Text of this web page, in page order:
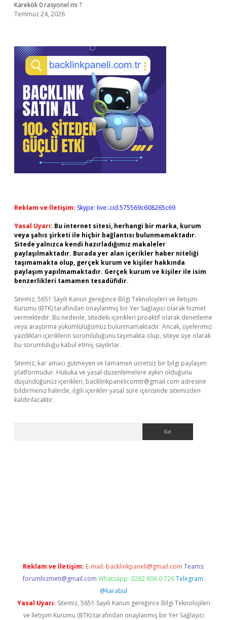
Karekök 0 rasyonel mi ?
Temmuz 24, 2026
Reklam ve İletişim: Skype: live:.cid.575569c608265c69
Yasal Uyarı: Bu internet sitesi, herhangi bir marka, kurum
veya şahıs şirketi ile hiçbir bağlantısı bulunmamaktadır.
Sitede yalnızca kendi hazırladığımız makaleler
paylaşılmaktadır. Burada yer alan içerikler haber niteliği
taşımamakta olup, gerçek kurum ve kişiler hakkında
paylaşım yapılmamaktadır. Gerçek kurum ve kişiler ile isim
benzerlikleri tamamen tesadüfidir.
Sitemiz, 5651 Sayılı Kanun gereğince Bilgi Teknolojileri ve İletişim
Kurumu (BTK) tarafından onaylanmış bir Yer Sağlayıcı olarak hizmet
vermektedir. Bu nedenle, sitedeki içerikleri proaktif olarak denetleme
veya araştırma yükümlülüğümüz bulunmamaktadır. Ancak, üyelerimiz
yazdıkları içeriklerin sorumluluğunu taşımakta olup, siteye üye olarak
bu sorumluluğu kabul etmiş sayılırlar.
Sitemiz, kar amacı gütmeyen ve tamamen ücretsiz bir bilgi paylaşım
platformudur. Hukuka ve yasal düzenlemelere aykırı olduğunu
düşündüğünüz içerikleri, backlinkpanelicomtr@gmail.com adresine
bildirmeniz halinde, ilgili içerikler yasal süre içerisinde sitemizden
kaldırılacaktır.
Reklam ve İletişim: E-mail: backlinkpaneli@gmail.com Teams:
forumhizmeti@gmail.com Whatsapp: 0262 606 0 726 Telegram:
@karabul
Yasal Uyarı: Sitemiz, 5651 Sayılı Kanun gereğince Bilgi Teknolojileri
ve İletişim Kurumu (BTK) tarafından onaylanmış bir Yer Sağlayıcı